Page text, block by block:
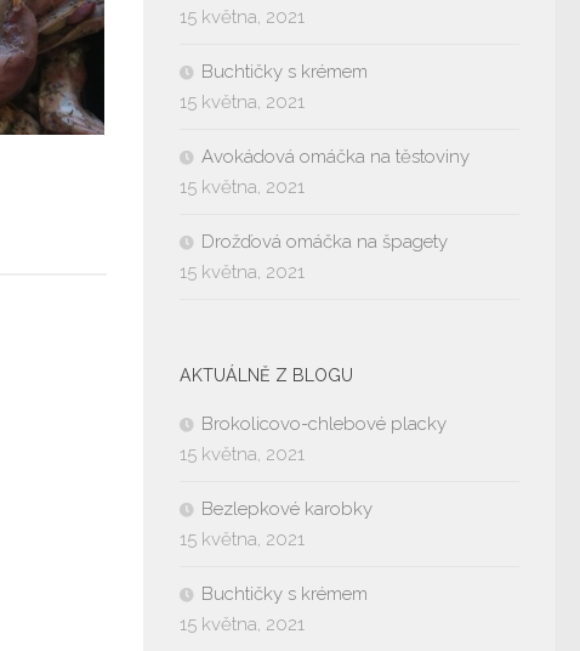
15 května, 2021
Buchtičky s krémem
15 května, 2021
Avokádová omáčka na těstoviny
15 května, 2021
Drožďová omáčka na špagety
15 května, 2021
AKTUÁLNĚ Z BLOGU
Brokolicovo-chlebové placky
15 května, 2021
Bezlepkové karobky
15 května, 2021
Buchtičky s krémem
15 května, 2021